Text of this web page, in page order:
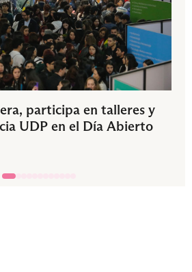
participa en talleres y
UDP en el Día Abierto